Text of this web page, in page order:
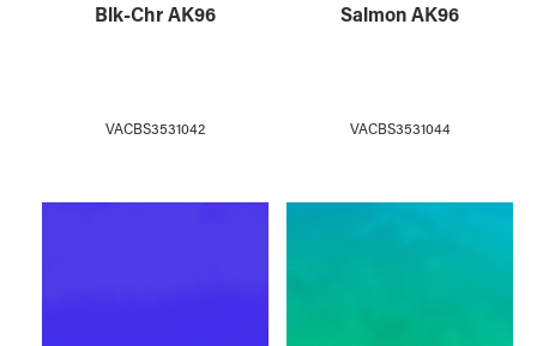
Blk-Chr AK96
VACBS3531042
Salmon AK96
VACBS3531044